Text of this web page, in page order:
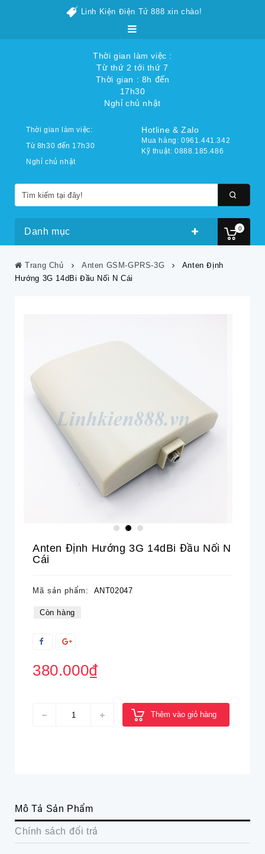
Linh Kiện Điện Tử 888 xin chào!
Thời gian làm việc :
Từ thứ 2 tới thứ 7
Thời gian : 8h đến
17h30
Nghỉ chủ nhật
0
Thời gian làm việc:
Từ 8h30 đến 17h30
Nghỉ chủ nhật
Hotline & Zalo
Mua hàng: 0961.441.342
Kỹ thuật: 0888.185.486
Danh mục
Trang Chủ Anten GSM-GPRS-3G
Anten Định
Hướng 3G 14dBi Đầu Nối N Cái
Anten Định Hướng 3G 14dBi Đầu Nối N
Cái
Mã sản phẩm: ANT02047
Còn hàng
380.000₫
Thêm vào giỏ hàng
Mô Tả Sản Phẩm
Chính sách đổi trả